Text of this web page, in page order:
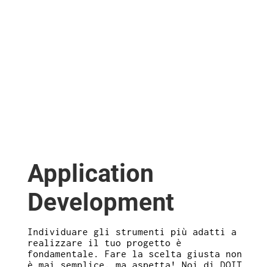
Application
Development
Individuare gli strumenti più adatti a
realizzare il tuo progetto è
fondamentale. Fare la scelta giusta non
è mai semplice, ma aspetta! Noi di DOIT